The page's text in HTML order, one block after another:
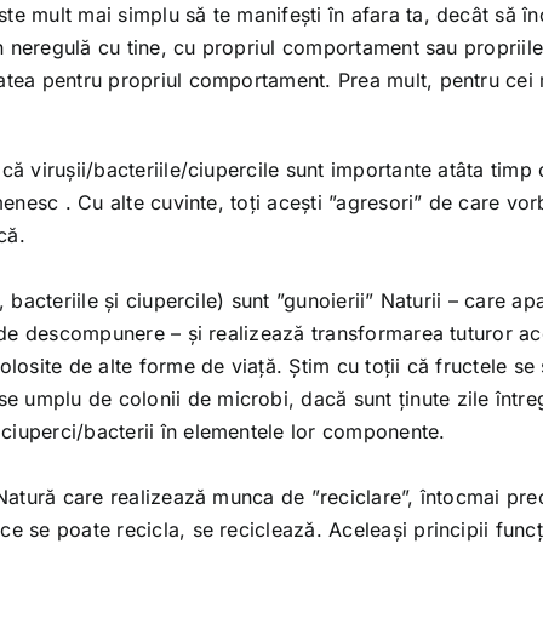
mult mai simplu să te manifești în afara ta, decât să
neregulă cu tine, cu propriul comportament sau propriile
pentru propriul comportament. Prea mult, pentru cei
virușii/bacteriile/ciupercile sunt importante atâta timp
. Cu alte cuvinte, toți acești ”agresori” de care
și ciupercile) sunt ”gunoierii” Naturii – care
descompunere – și realizează transformarea tuturor
de alte forme de viață. Știm cu toții că fructele se
umplu de colonii de microbi, dacă sunt ținute zile
bacterii în elementele lor componente.
care realizează munca de ”reciclare”, întocmai
se poate recicla, se reciclează. Aceleași principii